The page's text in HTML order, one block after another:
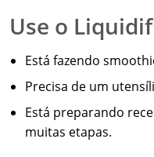
Use o
Está fazendo
Precisa de um
Está preparando
muitas etapas.